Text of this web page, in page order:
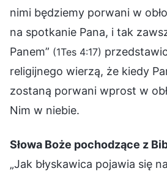
nimi będziemy porwani w
na spotkanie Pana, i tak
Panem” (1Tes 4:17)
religijnego wierzą, że kiedy
zostaną porwani wprost w
Nim w niebie.
Słowa Boże pochodzące z
„Jak błyskawica pojawia się